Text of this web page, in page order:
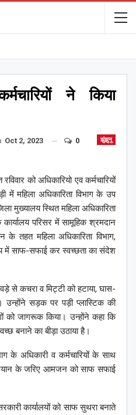
ने किया
झुंझुनू
Oct 2, 2023 0
को अधिकारियो एव कर्मचारियों
में महिला अधिकारिता विभाग के उप
मुख्यालय स्थित महिला अधिकारिता
परिसर में सामूहिक श्रमदान
के तहत महिला अधिकारिता विभाग,
में साफ-सफाई कर स्वच्छता का संदेश
से कचरा व मिट्टी को हटाया, घास-
सड़क पर पड़ी प्लास्टिक की
को जागरूक किया। उन्होंने कहा कि
बनाने का बीड़ा उठाया है।
के अधिकारी व कर्मचारियों के साथ
के जरिए आमजन को साफ सफाई
कार्यालयों को साफ सुथरा बनाते